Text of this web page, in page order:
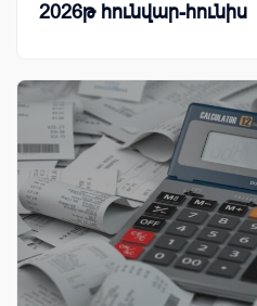
2026թ հունվար-հունիս